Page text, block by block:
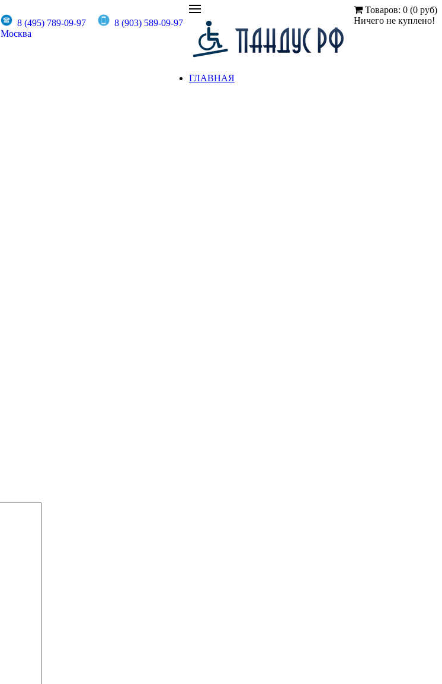
8 (495) 789-09-97
Москва
8 (903) 589-09-97
Товаров: 0 (0 руб)
Ничего не куплено!
ГЛАВНАЯ